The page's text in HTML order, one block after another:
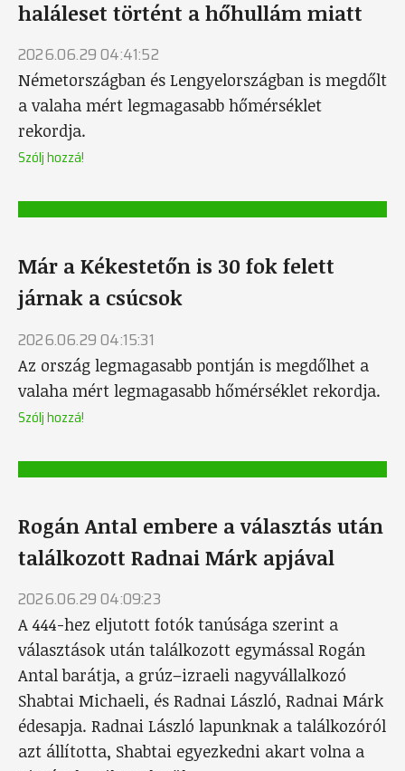
haláleset történt a hőhullám miatt
2026.06.29 04:41:52
Németországban és Lengyelországban is megdőlt
a valaha mért legmagasabb hőmérséklet
rekordja.
Szólj hozzá!
Már a Kékestetőn is 30 fok felett
járnak a csúcsok
2026.06.29 04:15:31
Az ország legmagasabb pontján is megdőlhet a
valaha mért legmagasabb hőmérséklet rekordja.
Szólj hozzá!
Rogán Antal embere a választás után
találkozott Radnai Márk apjával
2026.06.29 04:09:23
A 444-hez eljutott fotók tanúsága szerint a
választások után találkozott egymással Rogán
Antal barátja, a grúz–izraeli nagyvállalkozó
Shabtai Michaeli, és Radnai László, Radnai Márk
édesapja. Radnai László lapunknak a találkozóról
azt állította, Shabtai egyezkedni akart volna a